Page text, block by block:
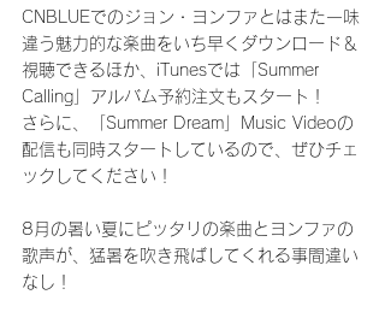
CNBLUEでのジョン・ヨンファとはまた一味
違う魅力的な楽曲をいち早くダウンロード＆
視聴できるほか、iTunesでは「Summer
Calling」アルバム予約注文もスタート！
さらに、「Summer Dream」Music Videoの
配信も同時スタートしているので、ぜひチェ
ックしてください！
8月の暑い夏にピッタリの楽曲とヨンファの
歌声が、猛暑を吹き飛ばしてくれる事間違い
なし！